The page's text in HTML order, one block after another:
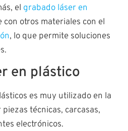
el grabado láser en
con otros materiales con el
, lo que permite soluciones
en plástico
es muy utilizado en la
técnicas, carcasas,
electrónicos.